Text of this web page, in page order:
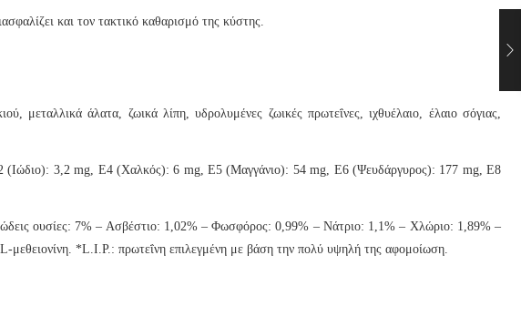
και τον τακτικό καθαρισμό της κύστης.
μεταλλικά άλατα, ζωικά λίπη, υδρολυμένες ζωικές πρωτεΐνες, ιχθυέλαιο, έλαιο σόγιας,
3,2 mg, E4 (Χαλκός): 6 mg, E5 (Μαγγάνιο): 54 mg, E6 (Ψευδάργυρος): 177 mg, E8
ουσίες: 7% – Ασβέστιο: 1,02% – Φωσφόρος: 0,99% – Νάτριο: 1,1% – Χλώριο: 1,89% –
*L.I.P.: πρωτεΐνη επιλεγμένη με βάση την πολύ υψηλή της αφομοίωση.